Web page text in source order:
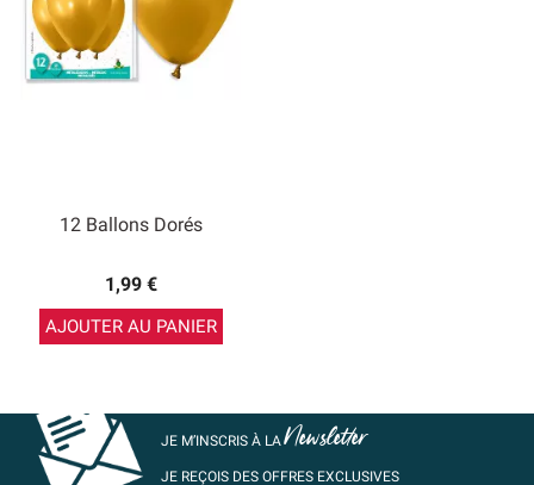
12 Ballons Dorés
1,99 €
AJOUTER AU PANIER
JE M’INSCRIS À LANewsletter
JE REÇOIS DES OFFRES EXCLUSIVES